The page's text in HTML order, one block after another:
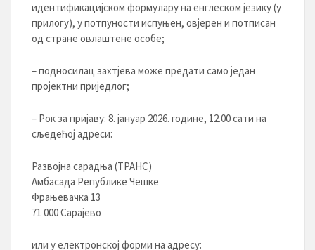
идентификацијском формулару на енглеском језику (у
прилогу), у потпуности испуњен, овјерен и потписан
од стране овлаштене особе;
– подносилац захтјева може предати само један
пројектни приједлог;
– Рок за пријаву: 8. јануар 2026. године, 12.00 сати на
сљедећој адреси:
Развојна сарадња (ТРАНС)
Амбасада Републике Чешке
Фрањевачка 13
71 000 Сарајево
или у електронској форми на адресу: